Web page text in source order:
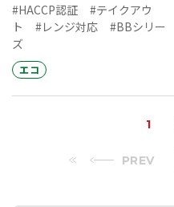
#HACCP認証
#テイクアウ
ト
#レンジ対応
#BBシリー
ズ
エコ
PREV
1